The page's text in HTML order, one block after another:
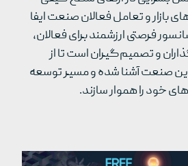
بازار و تعامل فعالان صنعت ایفا
فرصتی ارزشمند برای فعالان،
و تصمیم‌گیران است تا از
صنعت آشنا شده و مسیر توسعه
خود را هموار سازند.